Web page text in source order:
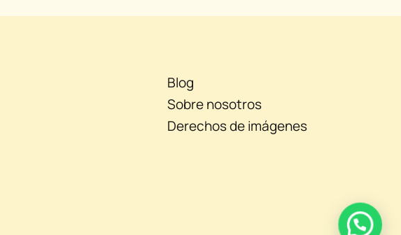
Blog
Sobre nosotros
Derechos de imágenes